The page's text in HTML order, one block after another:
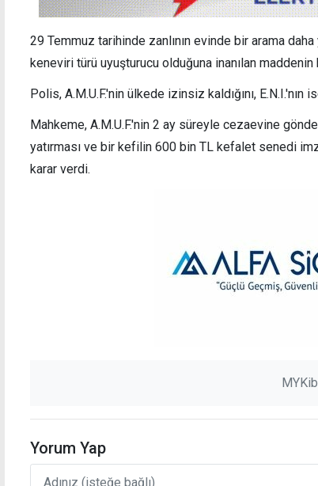
29 Temmuz tarihinde zanlının evinde bir arama
keneviri türü uyuşturucu olduğuna inanılan
Polis, A.M.U.F.'nin ülkede izinsiz kaldığını, E.N.I.'nın
Mahkeme, A.M.U.F.'nin 2 ay süreyle cezaevine
yatırması ve bir kefilin 600 bin TL kefalet senedi
karar verdi.
Yorum Yap